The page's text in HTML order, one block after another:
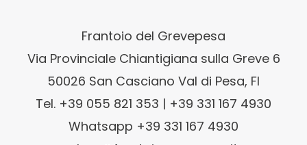
Frantoio del Grevepesa
Via Provinciale Chiantigiana sulla Greve 6
50026 San Casciano Val di Pesa, FI
Tel. +39 055 821 353 | +39 331 167 4930
Whatsapp +39 331 167 4930